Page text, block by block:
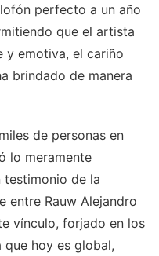
perfecto a un año
que el artista
y emotiva, el cariño
brindado de manera
de personas en
lo meramente
de la
entre Rauw Alejandro
vínculo, forjado en los
que hoy es global,